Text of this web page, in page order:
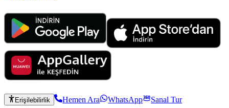
Erişilebilirlik Hemen Ara WhatsApp
Sanal Tur